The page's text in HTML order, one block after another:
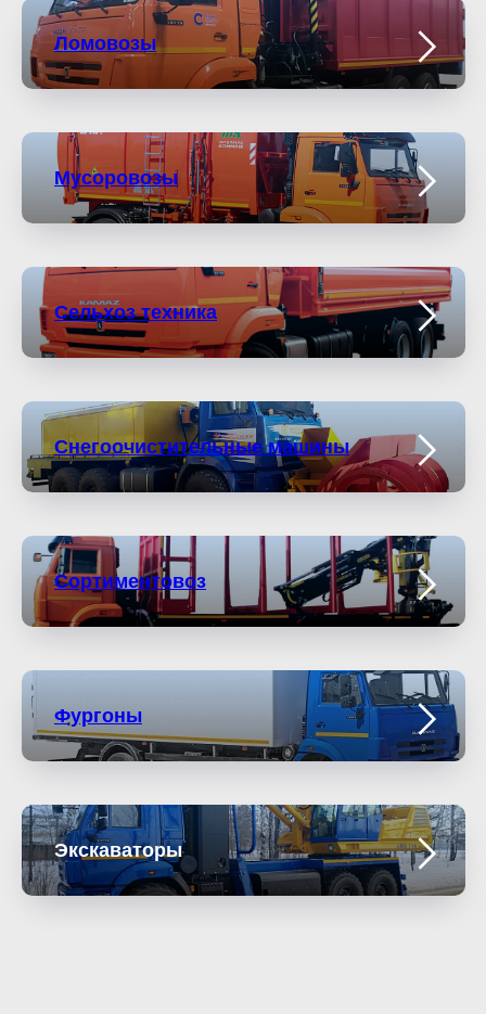
Ломовозы
Мусоровозы
Сельхоз техника
Снегоочистительные машины
Сортиментовоз
Фургоны
Экскаваторы